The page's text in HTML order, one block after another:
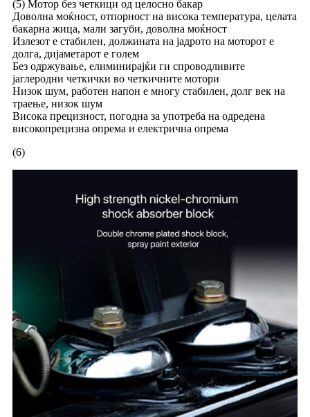
(5) Мотор без четкици од целосно бакар
Доволна моќност, отпорност на висока температура, целата
бакарна жица, мали загуби, доволна моќност
Излезот е стабилен, должината на јадрото на моторот е
долга, дијаметарот е голем
Без одржување, елиминирајќи ги спроводливите
јаглеродни четкички во четкичните мотори
Низок шум, работен напон е многу стабилен, долг век на
траење, низок шум
Висока прецизност, погодна за употреба на одредена
високопрецизна опрема и електрична опрема
(6)